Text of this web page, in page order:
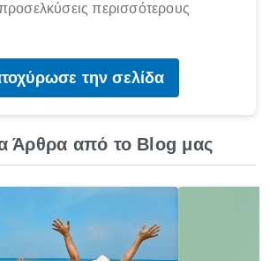
περισσότερους
την σελίδα
Άρθρα από το Blog μας